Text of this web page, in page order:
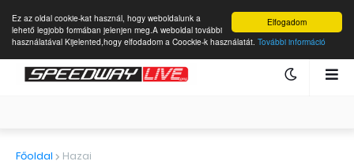
Elfogadom
Ez az oldal cookie-kat használ, hogy weboldalunk a
lehető legjobb formában jelenjen meg.A weboldal további
használatával Kijelented,hogy elfodadom a Coockie-k használatát. További információ
Főoldal Hazai